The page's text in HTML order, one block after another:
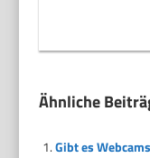
Ähnliche
Gibt es